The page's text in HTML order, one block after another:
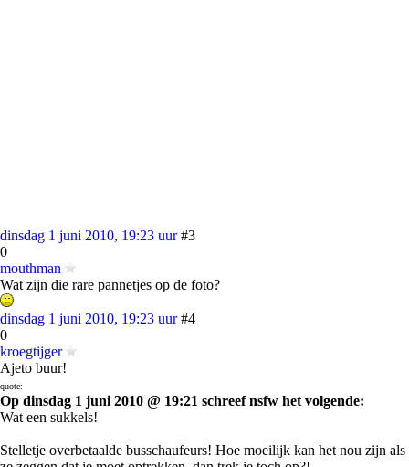
dinsdag 1 juni 2010, 19:23 uur #3
0
mouthman
Wat zijn die rare pannetjes op de foto?
dinsdag 1 juni 2010, 19:23 uur #4
0
kroegtijger
Ajeto buur!
quote:
Op dinsdag 1 juni 2010 @ 19:21 schreef nsfw het volgende:
Wat een sukkels!
Stelletje overbetaalde busschaufeurs! Hoe moeilijk kan het nou zijn als